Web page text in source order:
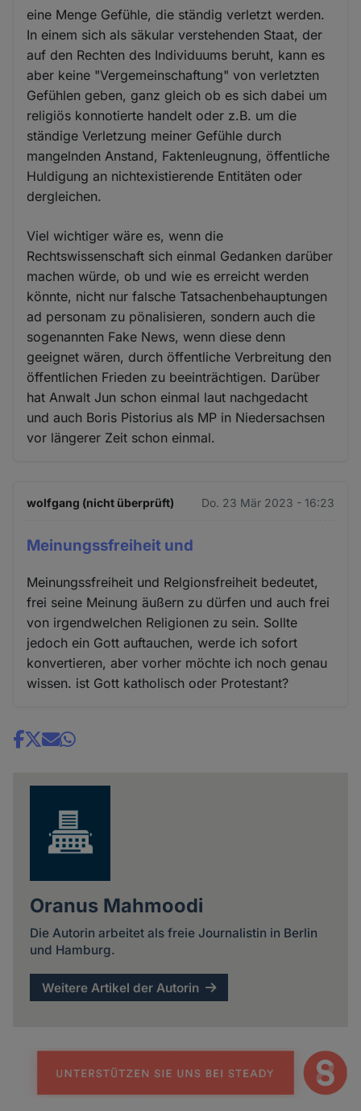
eine Menge Gefühle, die ständig verletzt werden.
In einem sich als säkular verstehenden Staat, der
auf den Rechten des Individuums beruht, kann es
aber keine "Vergemeinschaftung" von verletzten
Gefühlen geben, ganz gleich ob es sich dabei um
religiös konnotierte handelt oder z.B. um die
ständige Verletzung meiner Gefühle durch
mangelnden Anstand, Faktenleugnung, öffentliche
Huldigung an nichtexistierende Entitäten oder
dergleichen.
Viel wichtiger wäre es, wenn die
Rechtswissenschaft sich einmal Gedanken darüber
machen würde, ob und wie es erreicht werden
könnte, nicht nur falsche Tatsachenbehauptungen
ad personam zu pönalisieren, sondern auch die
sogenannten Fake News, wenn diese denn
geeignet wären, durch öffentliche Verbreitung den
öffentlichen Frieden zu beeinträchtigen. Darüber
hat Anwalt Jun schon einmal laut nachgedacht
und auch Boris Pistorius als MP in Niedersachsen
vor längerer Zeit schon einmal.
wolfgang (nicht überprüft) Do. 23 Mär 2023 - 16:23
Meinungssfreiheit und
Meinungssfreiheit und Relgionsfreiheit bedeutet,
frei seine Meinung äußern zu dürfen und auch frei
von irgendwelchen Religionen zu sein. Sollte
jedoch ein Gott auftauchen, werde ich sofort
konvertieren, aber vorher möchte ich noch genau
wissen. ist Gott katholisch oder Protestant?
Share
Oranus Mahmoodi
Die Autorin arbeitet als freie Journalistin in Berlin
und Hamburg.
Weitere Artikel der Autorin